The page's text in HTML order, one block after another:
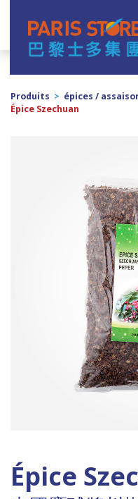
Navigation
Produits > épices /
Épice Szechuan
Épice